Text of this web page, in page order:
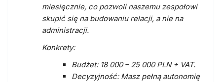
miesięcznie, co pozwoli naszemu zespołowi
skupić się na budowaniu relacji, a nie na
administracji.
Konkrety:
Budżet:18 000 – 25 000 PLN + VAT.
Decyzyjność:Masz pełną autonomię